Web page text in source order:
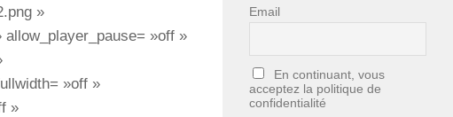
»
»off »
»off »
»
Email
En continuant, vous
acceptez la politique de
confidentialité